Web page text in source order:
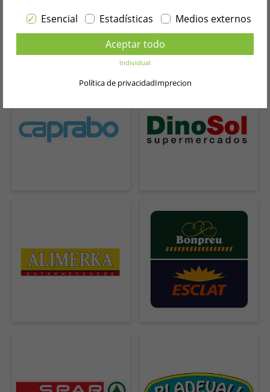
Seleccione el idioma
ENGLISH
NEDERLANDS
PORTUGUÊS BRASIL
EESTI
Los mejores distribuidores de Cat
Esencial Estadísticas
Medios externos
Aceptar todo
Individual
Política de privacidadImprecion